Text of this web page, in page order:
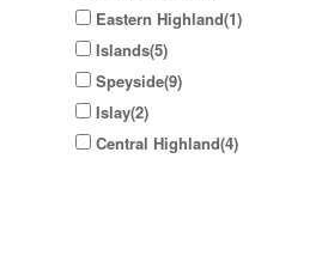
Eastern Highland(1)
Islands(5)
Speyside(9)
Islay(2)
Central Highland(4)